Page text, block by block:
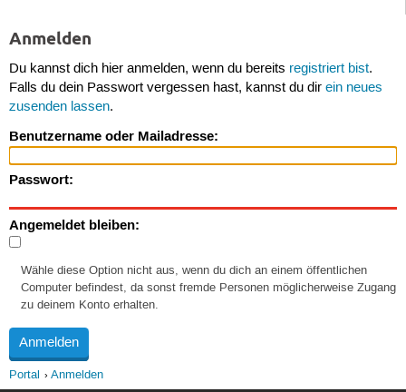
Anmelden
Du kannst dich hier anmelden, wenn du bereits registriert bist.
Falls du dein Passwort vergessen hast, kannst du dir ein neues
zusenden lassen.
Benutzername oder Mailadresse:
Passwort:
Angemeldet bleiben:
Wähle diese Option nicht aus, wenn du dich an einem öffentlichen
Computer befindest, da sonst fremde Personen möglicherweise Zugang
zu deinem Konto erhalten.
Portal Anmelden